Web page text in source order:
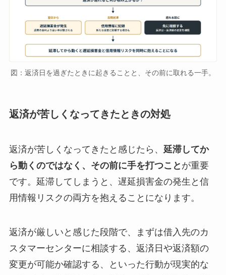
図：返済日を過ぎたときに起きることと、その前に取れる一手。
返済が苦しくなってきたときの対処
返済が苦しくなってきたと感じたら、 延滞してか
ら動くのではなく、その前に手を打つこと が重要
です。延滞してしまうと、遅延損害金の発生と信
用情報リスクの両方を抱えることになります。
返済が厳しいと感じた段階で、まずは借入先のカ
スタマーセンターに相談する、返済日や返済額の
変更が可能か確認する、といった行動が現実的な